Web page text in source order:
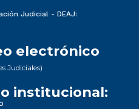
Judicial - DEAJ:
electrónico
Judiciales)
institucional: